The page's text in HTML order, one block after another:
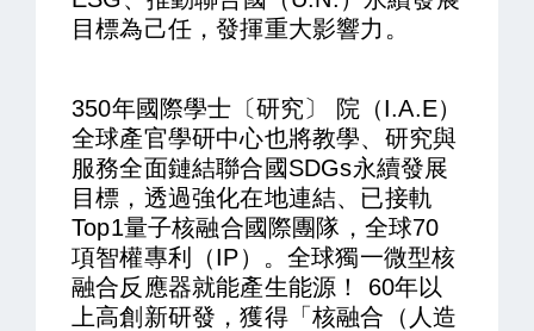
目標為己任，發揮重大影響力。
350年國際學士〔研究〕 院（I.A.E）
全球產官學研中心也將教學、研究與
服務全面鏈結聯合國SDGs永續發展
目標，透過強化在地連結、已接軌
Top1量子核融合國際團隊，全球70
項智權專利（IP）。全球獨一微型核
融合反應器就能產生能源！ 60年以
上高創新研發，獲得「核融合（人造